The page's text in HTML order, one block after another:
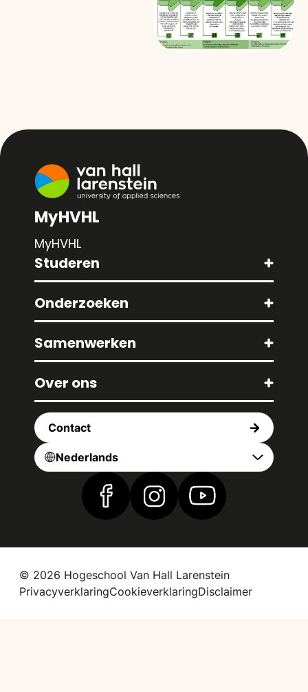
MyHVHL
MyHVHL
Studeren
Onderzoeken
Samenwerken
Over ons
Contact
Nederlands
Vind ons op Facebook
Vind ons op Instagram
Vind ons op
© 2026 Hogeschool Van Hall Larenstein
PrivacyverklaringCookieverklaringDisclaimer